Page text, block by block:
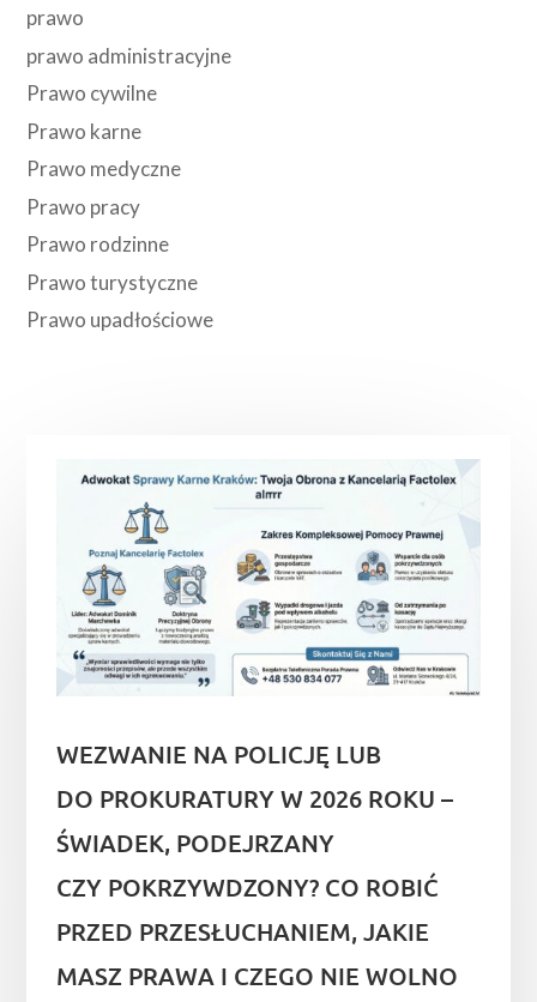
prawo
prawo administracyjne
Prawo cywilne
Prawo karne
Prawo medyczne
Prawo pracy
Prawo rodzinne
Prawo turystyczne
Prawo upadłościowe
WEZWANIE NA POLICJĘ LUB
DO PROKURATURY W 2026 ROKU –
ŚWIADEK, PODEJRZANY
CZY POKRZYWDZONY? CO ROBIĆ
PRZED PRZESŁUCHANIEM, JAKIE
MASZ PRAWA I CZEGO NIE WOLNO